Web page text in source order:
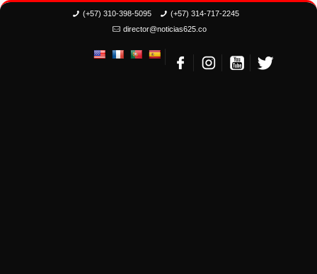
(+57) 310-398-5095
(+57) 314-717-2245
director@noticias625.co